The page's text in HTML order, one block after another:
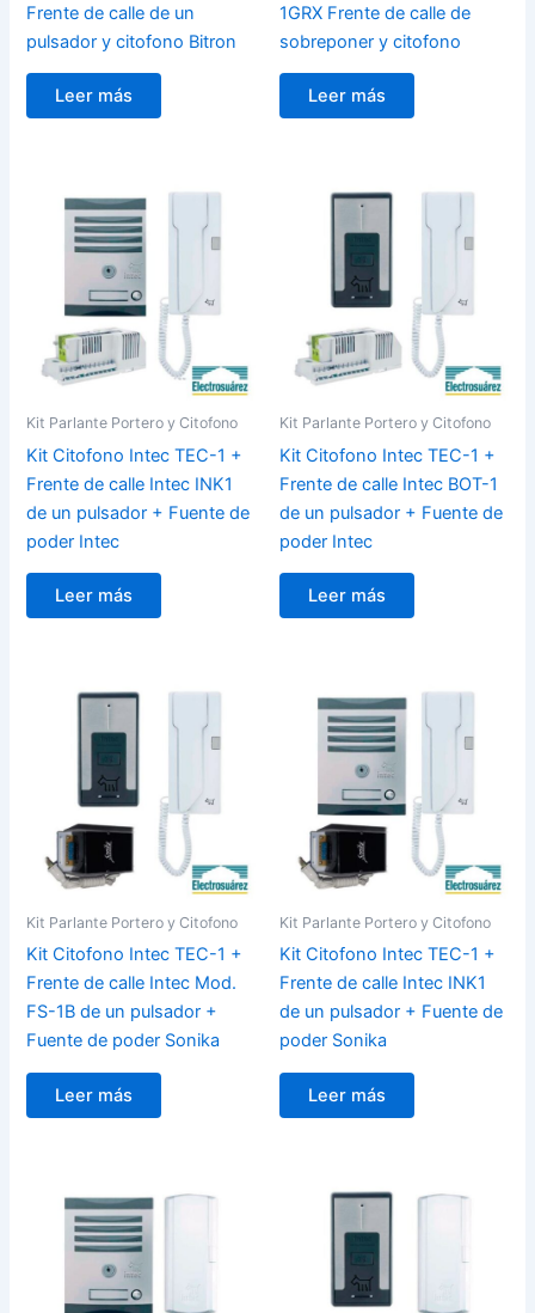
Frente de calle de un
pulsador y citofono Bitron
Leer más
1GRX Frente de calle de
sobreponer y citofono
Leer más
Kit Parlante Portero y Citofono
Kit Citofono Intec TEC-1 +
Frente de calle Intec INK1
de un pulsador + Fuente de
poder Intec
Leer más
Kit Parlante Portero y Citofono
Kit Citofono Intec TEC-1 +
Frente de calle Intec BOT-1
de un pulsador + Fuente de
poder Intec
Leer más
Kit Parlante Portero y Citofono
Kit Citofono Intec TEC-1 +
Frente de calle Intec Mod.
FS-1B de un pulsador +
Fuente de poder Sonika
Leer más
Kit Parlante Portero y Citofono
Kit Citofono Intec TEC-1 +
Frente de calle Intec INK1
de un pulsador + Fuente de
poder Sonika
Leer más